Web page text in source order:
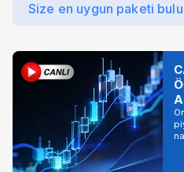
Size en uygun paketi